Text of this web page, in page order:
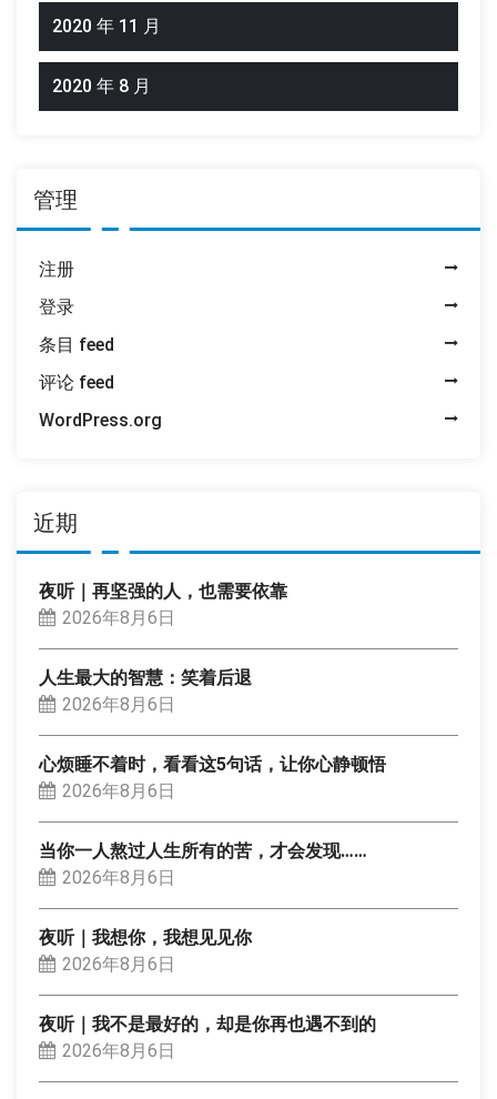
2020 年 11 月
2020 年 8 月
管理
注册
登录
条目 feed
评论 feed
WordPress.org
近期
夜听｜再坚强的人，也需要依靠
2026年8月6日
人生最大的智慧：笑着后退
2026年8月6日
心烦睡不着时，看看这5句话，让你心静顿悟
2026年8月6日
当你一人熬过人生所有的苦，才会发现……
2026年8月6日
夜听｜我想你，我想见见你
2026年8月6日
夜听｜我不是最好的，却是你再也遇不到的
2026年8月6日